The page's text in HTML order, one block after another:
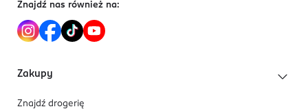
Znajdź nas również na:
Zakupy
Znajdź drogerię